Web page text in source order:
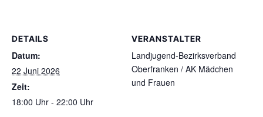
DETAILS
Datum:
22 Juni 2026
Zeit:
18:00 Uhr - 22:00 Uhr
VERANSTALTER
Landjugend-Bezirksverband
Oberfranken / AK Mädchen
und Frauen